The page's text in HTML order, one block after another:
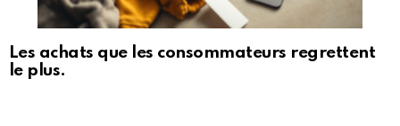
Les achats que les consommateurs regrettent
le plus.